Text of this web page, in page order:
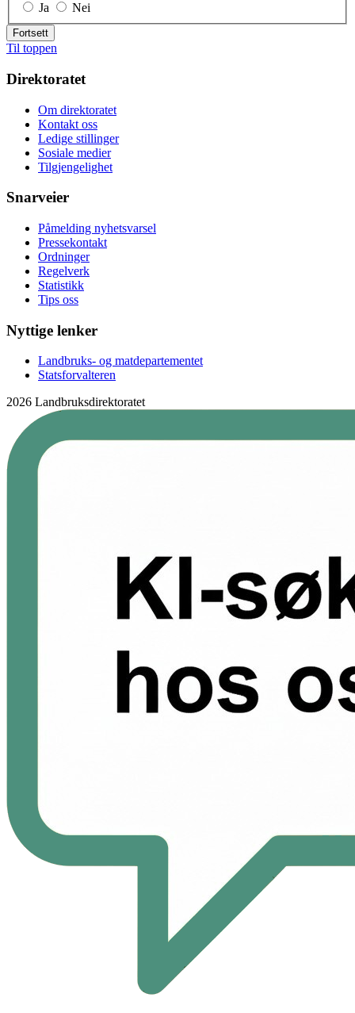
Ja
Nei
Fortsett
Til toppen
Direktoratet
Om direktoratet
Kontakt oss
Ledige stillinger
Sosiale medier
Tilgjengelighet
Snarveier
Påmelding nyhetsvarsel
Pressekontakt
Ordninger
Regelverk
Statistikk
Tips oss
Nyttige lenker
Landbruks- og matdepartementet
Statsforvalteren
2026 Landbruksdirektoratet